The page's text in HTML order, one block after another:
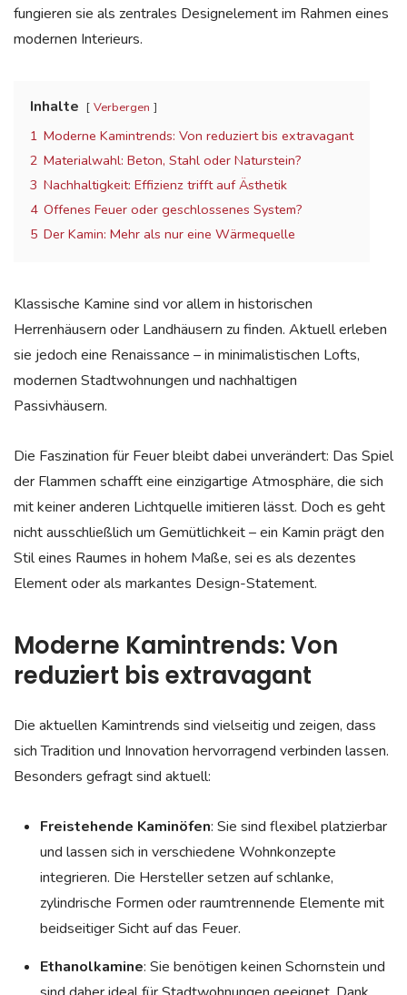
fungieren sie als zentrales Designelement im Rahmen eines
modernen Interieurs.
Inhalte Verbergen
1 Moderne Kamintrends: Von reduziert bis extravagant
2 Materialwahl: Beton, Stahl oder Naturstein?
3 Nachhaltigkeit: Effizienz trifft auf Ästhetik
4 Offenes Feuer oder geschlossenes System?
5 Der Kamin: Mehr als nur eine Wärmequelle
Klassische Kamine sind vor allem in historischen
Herrenhäusern oder Landhäusern zu finden. Aktuell erleben
sie jedoch eine Renaissance – in minimalistischen Lofts,
modernen Stadtwohnungen und nachhaltigen
Passivhäusern.
Die Faszination für Feuer bleibt dabei unverändert: Das Spiel
der Flammen schafft eine einzigartige Atmosphäre, die sich
mit keiner anderen Lichtquelle imitieren lässt. Doch es geht
nicht ausschließlich um Gemütlichkeit – ein Kamin prägt den
Stil eines Raumes in hohem Maße, sei es als dezentes
Element oder als markantes Design-Statement.
Moderne Kamintrends: Von
reduziert bis extravagant
Die aktuellen Kamintrends sind vielseitig und zeigen, dass
sich Tradition und Innovation hervorragend verbinden lassen.
Besonders gefragt sind aktuell:
Freistehende Kaminöfen: Sie sind flexibel platzierbar
und lassen sich in verschiedene Wohnkonzepte
integrieren. Die Hersteller setzen auf schlanke,
zylindrische Formen oder raumtrennende Elemente mit
beidseitiger Sicht auf das Feuer.
Ethanolkamine: Sie benötigen keinen Schornstein und